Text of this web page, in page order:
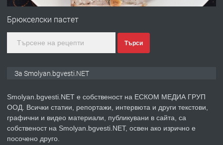
преди 2 години
ПРЕДЛАГА КЪЩА В МАРОНЯ
Брюкселски пастет
Търси
За Smolyan.bgvesti.NET
Smolyan.bgvesti.NET е собственост на ЕСКОМ МЕДИА ГРУП
ООД. Всички статии, репортажи, интервюта и други текстови,
графични и видео материали, публикувани в сайта, са
собственост на Smolyan.bgvesti.NET, освен ако изрично е
посочено друго.